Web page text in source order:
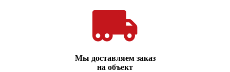
Мы доставляем заказ
на объект